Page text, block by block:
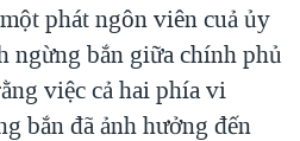
Ở VIỆT NAM
TẠI VIỆT NAM
phát ngôn viên cuả ủy
ngừng bắn giữa chính phủ
việc cả hai phía vi
bắn đã ảnh hưởng đến